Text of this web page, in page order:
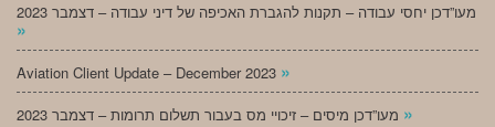
מעו”דכן יחסי עבודה – תקנות להגברת האכיפה של דיני עבודה – דצמבר 2023
»
Aviation Client Update – December 2023 »
»